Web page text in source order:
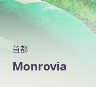
首都
Monrovia